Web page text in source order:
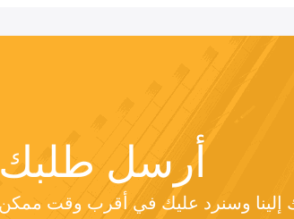
أرسل طلبك